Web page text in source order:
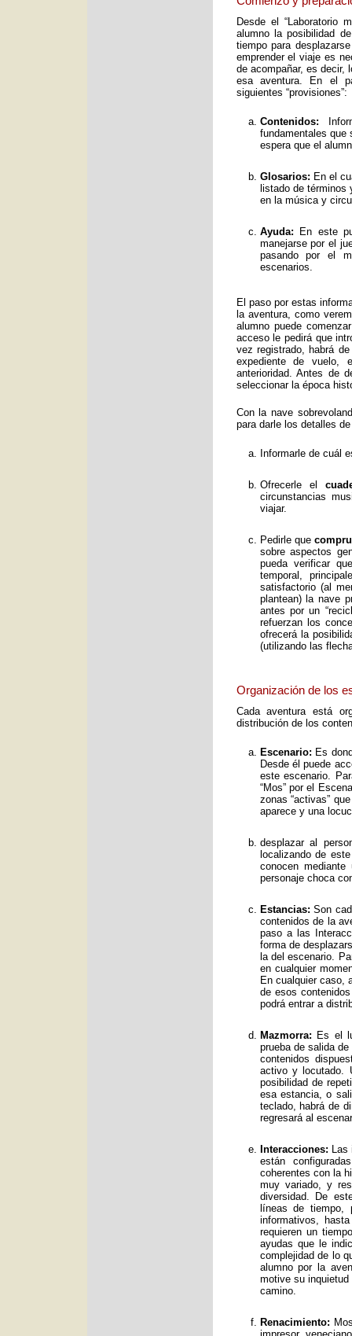
Desde el “Laboratorio
alumno la posibilidad
tiempo para
emprender el viaje es
de acompañar, es decir,
esa aventura. En el
siguientes “provisiones”:
Contenidos:
fundamentales que
espera que el
Glosarios: En el
listado de
en la música y
Ayuda: En este
manejarse por el
pasando por el
escenarios.
El paso por estas
la aventura, como
alumno puede
acceso le pedirá que
vez registrado, habrá
expediente de vuelo,
anterioridad. Antes de
seleccionar la época
Con la nave
para darle los detalles
Informarle de cuál
Ofrecerle el
circunstancias
viajar.
Pedirle que
sobre aspectos
pueda verificar
temporal,
satisfactorio (al
plantean) la nave
antes por un
refuerzan los
ofrecerá la
(utilizando las
Organización de los
Cada aventura está
distribución de los
Escenario: Es
Desde él puede
este escenario.
“Mos” por el
zonas “activas”
aparece y una
desplazar al
localizando de
conocen
personaje choca
Estancias: Son
contenidos de la
paso a las
forma de
la del escenario.
en cualquier
En cualquier caso,
de esos
podrá entrar a
Mazmorra: Es el
prueba de salida
contenidos
activo y locutado.
posibilidad de
esa estancia, o
teclado, habrá de
regresará al
Interacciones: Las
están
coherentes con la
muy variado, y
diversidad. De
líneas de tiempo,
informativos,
requieren un
ayudas que le
complejidad de lo
alumno por la
motive su
camino.
Renacimiento: